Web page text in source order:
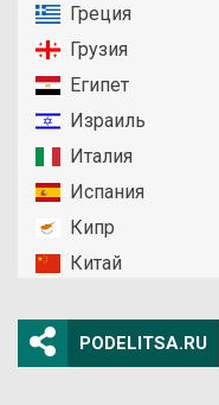
Греция
Грузия
Египет
Израиль
Италия
Испания
Кипр
Китай
PODELITSA.RU